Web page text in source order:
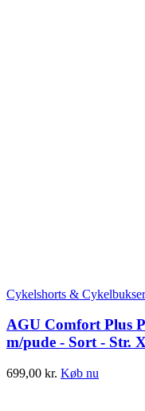
Cykelshorts & Cykelbukser
AGU Comfort Plus
m/pude - Sort - Str.
699,00 kr. Køb nu